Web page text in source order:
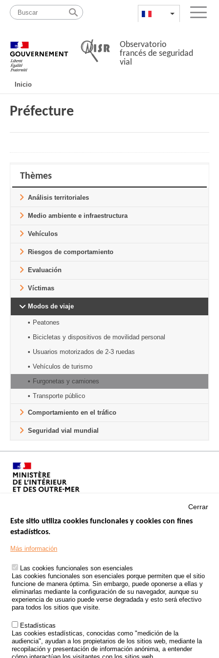
Pasar
contenido
Mapa
web
List additional
Menu
Observatorio
francés de seguridad
vial
principale
Inicio
Préfecture
Thèmes
Análisis territoriales
Medio ambiente e infraestructura
Vehículos
Riesgos de comportamiento
Evaluación
Víctimas
Modos de viaje
Peatones
Bicicletas y dispositivos de movilidad personal
Usuarios motorizados de 2-3 ruedas
Vehículos de turismo
Furgonetas y camiones
Transporte público
Comportamiento en el tráfico
Seguridad vial mundial
Footer
TRATAMIENTO DE DATOS PERSONALES PROCEDENTES DE
ACCIDENTES DE TRÁFICO
ESTUDIOS
CONVOCATORIA DE PROYECTOS DE ESTUDIOS
POLÍTICA DE SEGURIDAD VIAL
Outils
EVENTOS
Cerrar
Este sitio utiliza cookies funcionales y cookies con fines
estadísticos.
Más información
Las cookies funcionales son esenciales
Las cookies funcionales son esenciales porque permiten que el sitio
funcione de manera óptima. Sin embargo, puede oponerse a ellas y
eliminarlas mediante la configuración de su navegador, aunque su
experiencia de usuario puede verse degradada y esto será efectivo
para todos los sitios que visite.
Estadísticas
Las cookies estadísticas, conocidas como "medición de la
audiencia", ayudan a los propietarios de los sitios web, mediante la
recopilación y presentación de información anónima, a entender